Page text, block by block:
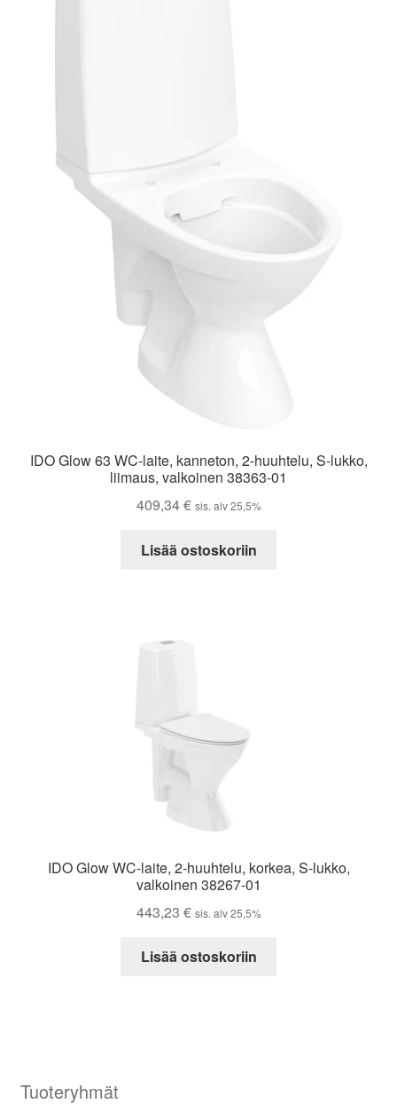
IDO Glow 63 WC-laite, kanneton, 2-huuhtelu, S-lukko,
liimaus, valkoinen 38363-01
409,34€ sis. alv 25,5%
Lisää ostoskoriin
IDO Glow WC-laite, 2-huuhtelu, korkea, S-lukko,
valkoinen 38267-01
443,23 € sis. alv 25,5%
Lisää ostoskoriin
Tuoteryhmät